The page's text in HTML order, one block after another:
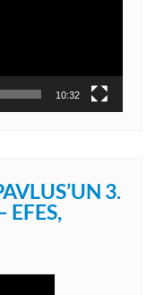
10:32
3.
EFES,